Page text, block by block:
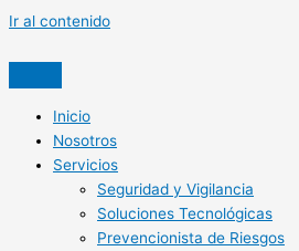
Ir al contenido
Inicio
Nosotros
Servicios
Seguridad y Vigilancia
Soluciones Tecnológicas
Prevencionista de Riesgos